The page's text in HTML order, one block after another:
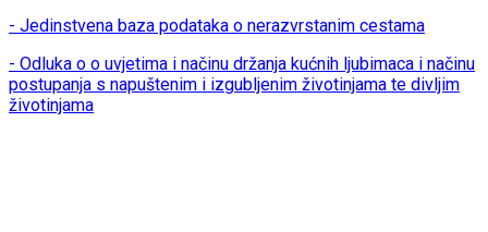
- Jedinstvena baza podataka o nerazvrstanim cestama
- Odluka o o uvjetima i načinu držanja kućnih ljubimaca i načinu
postupanja s napuštenim i izgubljenim životinjama te divljim
životinjama